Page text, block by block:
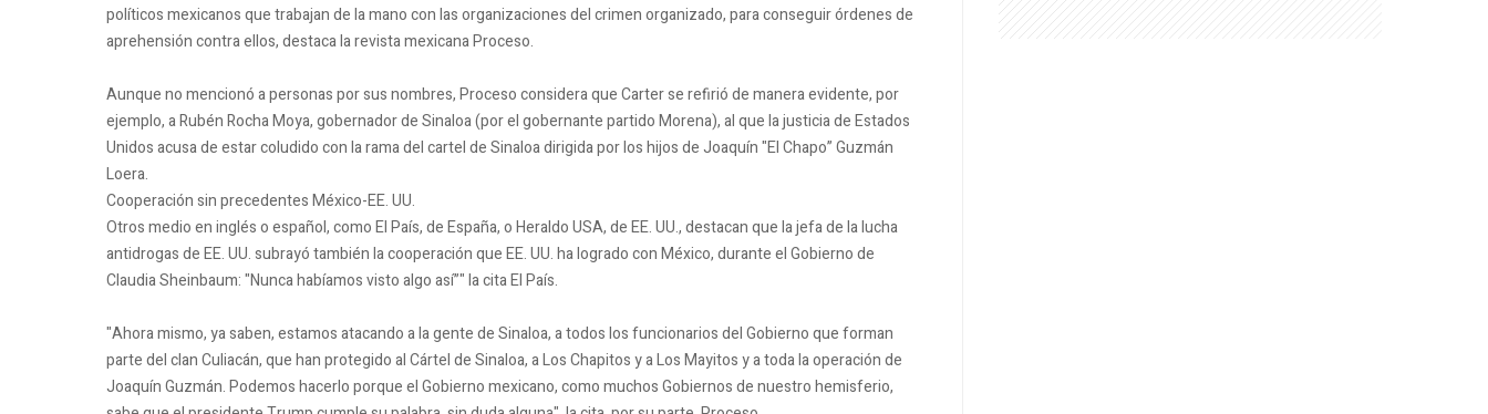
políticos mexicanos que trabajan de la mano con las organizaciones del crimen organizado, para conseguir órdenes de
aprehensión contra ellos, destaca la revista mexicana Proceso.
Aunque no mencionó a personas por sus nombres, Proceso considera que Carter se refirió de manera evidente, por
ejemplo, a Rubén Rocha Moya, gobernador de Sinaloa (por el gobernante partido Morena), al que la justicia de Estados
Unidos acusa de estar coludido con la rama del cartel de Sinaloa dirigida por los hijos de Joaquín "El Chapo” Guzmán
Loera.
Cooperación sin precedentes México-EE. UU.
Otros medio en inglés o español, como El País, de España, o Heraldo USA, de EE. UU., destacan que la jefa de la lucha
antidrogas de EE. UU. subrayó también la cooperación que EE. UU. ha logrado con México, durante el Gobierno de
Claudia Sheinbaum: "Nunca habíamos visto algo así”" la cita El País.
"Ahora mismo, ya saben, estamos atacando a la gente de Sinaloa, a todos los funcionarios del Gobierno que forman
parte del clan Culiacán, que han protegido al Cártel de Sinaloa, a Los Chapitos y a Los Mayitos y a toda la operación de
Joaquín Guzmán. Podemos hacerlo porque el Gobierno mexicano, como muchos Gobiernos de nuestro hemisferio,